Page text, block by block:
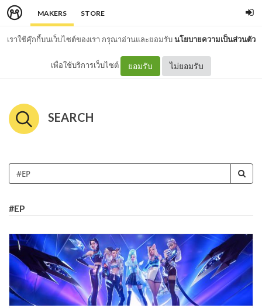
MAKERS STORE
เราใช้คุ๊กกี้บนเว็บไซต์ของเรา กรุณาอ่านและยอมรับนโยบายความเป็นส่วนตัว
เพื่อใช้บริการเว็บไซต์ ยอมรับ ไม่ยอมรับ
SEARCH
#EP